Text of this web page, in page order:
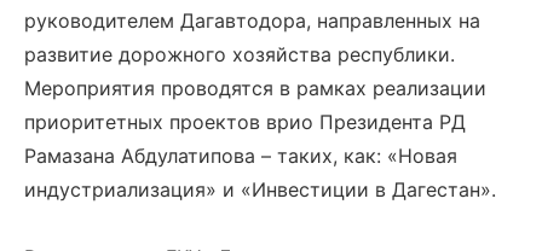
руководителем Дагавтодора, направленных на
развитие дорожного хозяйства республики.
Мероприятия проводятся в рамках реализации
приоритетных проектов врио Президента РД
Рамазана Абдулатипова – таких, как: «Новая
индустриализация» и «Инвестиции в Дагестан».